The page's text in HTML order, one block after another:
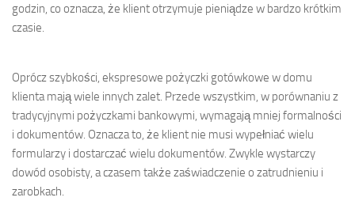
godzin, co oznacza, że ​​klient otrzymuje pieniądze w bardzo krótkim
czasie.
Oprócz szybkości, ekspresowe pożyczki gotówkowe w domu
klienta mają wiele innych zalet. Przede wszystkim, w porównaniu z
tradycyjnymi pożyczkami bankowymi, wymagają mniej formalności
i dokumentów. Oznacza to, że klient nie musi wypełniać wielu
formularzy i dostarczać wielu dokumentów. Zwykle wystarczy
dowód osobisty, a czasem także zaświadczenie o zatrudnieniu i
zarobkach.